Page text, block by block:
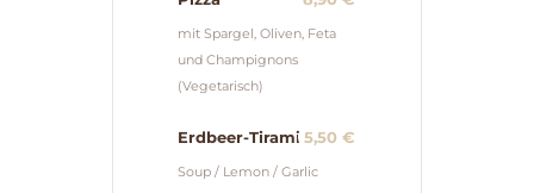
mit Spargel, Oliven, Feta
und Champignons
(Vegetarisch)
Erdbeer-Tiramisu5,50 €
Soup / Lemon / Garlic